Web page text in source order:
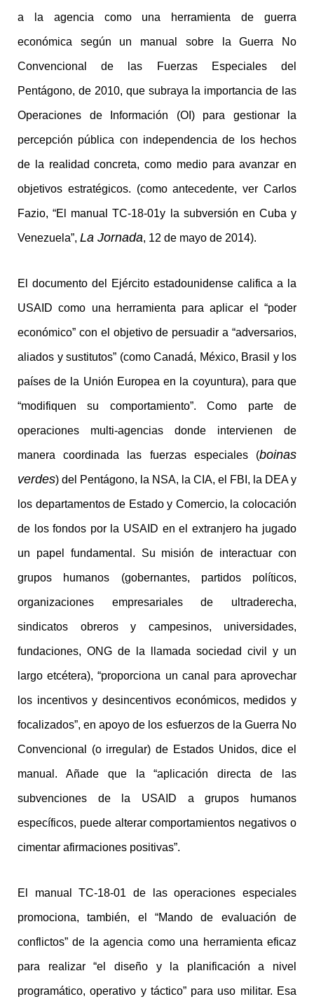
a la agencia como una herramienta de guerra
económica según un manual sobre la Guerra No
Convencional de las Fuerzas Especiales del
Pentágono, de 2010, que subraya la importancia de las
Operaciones de Información (OI) para gestionar la
percepción pública con independencia de los hechos
de la realidad concreta, como medio para avanzar en
objetivos estratégicos. (como antecedente, ver Carlos
Fazio, “El manual TC-18-01y la subversión en Cuba y
Venezuela”, La Jornada, 12 de mayo de 2014).
El documento del Ejército estadounidense califica a la
USAID como una herramienta para aplicar el “poder
económico” con el objetivo de persuadir a “adversarios,
aliados y sustitutos” (como Canadá, México, Brasil y los
países de la Unión Europea en la coyuntura), para que
“modifiquen su comportamiento”. Como parte de
operaciones multi-agencias donde intervienen de
manera coordinada las fuerzas especiales (boinas
verdes) del Pentágono, la NSA, la CIA, el FBI, la DEA y
los departamentos de Estado y Comercio, la colocación
de los fondos por la USAID en el extranjero ha jugado
un papel fundamental. Su misión de interactuar con
grupos humanos (gobernantes, partidos políticos,
organizaciones empresariales de ultraderecha,
sindicatos obreros y campesinos, universidades,
fundaciones, ONG de la llamada sociedad civil y un
largo etcétera), “proporciona un canal para aprovechar
los incentivos y desincentivos económicos, medidos y
focalizados”, en apoyo de los esfuerzos de la Guerra No
Convencional (o irregular) de Estados Unidos, dice el
manual. Añade que la “aplicación directa de las
subvenciones de la USAID a grupos humanos
específicos, puede alterar comportamientos negativos o
cimentar afirmaciones positivas”.
El manual TC-18-01 de las operaciones especiales
promociona, también, el “Mando de evaluación de
conflictos” de la agencia como una herramienta eficaz
para realizar “el diseño y la planificación a nivel
programático, operativo y táctico” para uso militar. Esa